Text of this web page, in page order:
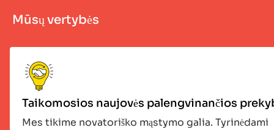
Mūsų vertybės
Taikomosios naujovės palengvinančios
Mes tikime novatoriško mąstymo galia. Tyrinėdami